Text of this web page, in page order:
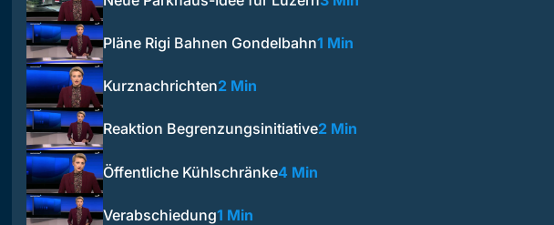
Pläne Rigi Bahnen Gondelbahn1 Min
Kurznachrichten2 Min
Reaktion Begrenzungsinitiative2 Min
Öffentliche Kühlschränke4 Min
Verabschiedung1 Min